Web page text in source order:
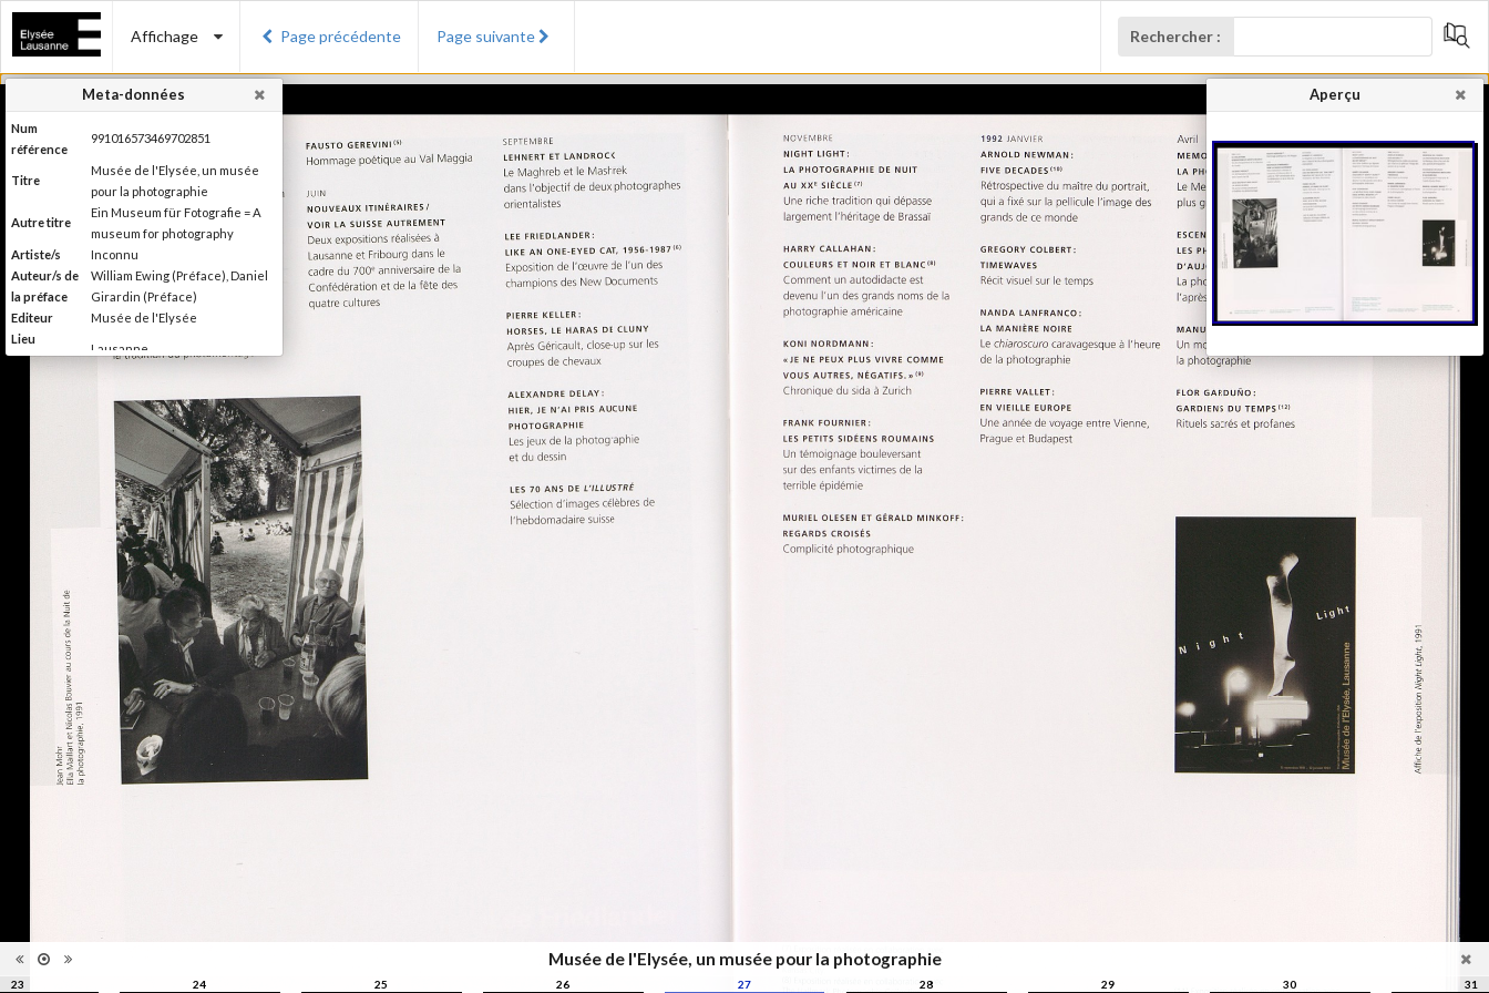
Affichage Page précédente Page suivante Rechercher :
Musée de l'Elysée, un musée pour la photographie
23 24 25 26 27 28 29 30 31
Aperçu
Meta-données
Num
référence
991016573469702851
Titre
Musée de l'Elysée, un musée
pour la photographie
Autre titre
Ein Museum für Fotografie = A
museum for photography
Artiste/s
Inconnu
Auteur/s de
la préface
William Ewing (Préface), Daniel
Girardin (Préface)
Editeur
Musée de l'Elysée
Lieu
d'édition
Lausanne
Musées, colletions, expositions
Broché
Couleur, Noir & Blanc
111 pages
28 x 21 cm
Français, Allemand, Anglais
ISBN/ISSN
ISBN 9782883500013